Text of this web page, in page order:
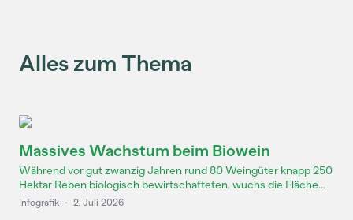
Alles zum Thema
Massives Wachstum beim Biowein
Während vor gut zwanzig Jahren rund 80 Weingüter knapp 250
Hektar Reben biologisch bewirtschafteten, wuchs die Fläche...
Infografik · 2. Juli 2026